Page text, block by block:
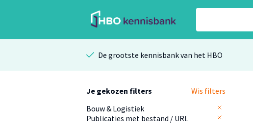
De grootste kennisbank van het HBO
Je gekozen filters
Wis filters
Bouw & Logistiek
Publicaties met bestand / URL